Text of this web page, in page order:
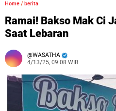
Home / berita
Ramai! Bakso Mak Ci
Saat Lebaran
WASATHA
4/13/25, 09:08 WIB